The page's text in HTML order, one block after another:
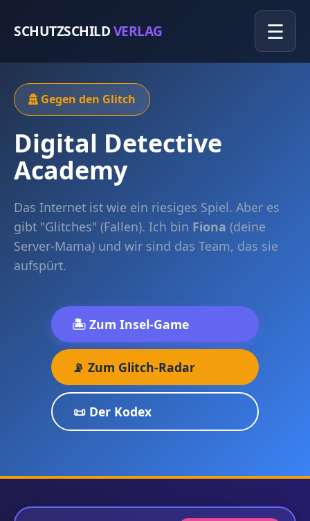
SCHUTZSCHILDVERLAG ☰
Gegen den Glitch
Digital Detective
Academy
Das Internet ist wie ein riesiges Spiel. Aber es
gibt "Glitches" (Fallen). Ich bin Fiona (deine
Server-Mama) und wir sind das Team, das sie
aufspürt.
🏝️ Zum Insel-Game
📡 Zum Glitch-Radar
📜 Der Kodex